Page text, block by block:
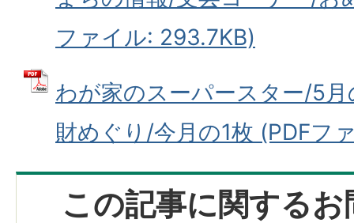
ファイル: 293.7KB)
わが家のスーパースター/5
財めぐり/今月の1枚 (PDFフ
この記事に関する